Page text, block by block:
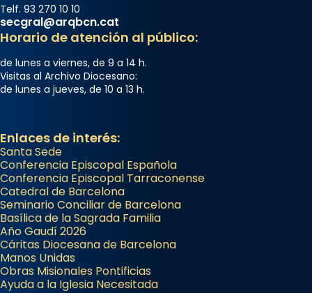
Telf. 93 270 10 10
secgral@arqbcn.cat
Horario de atención al público:
de lunes a viernes, de 9 a 14 h.
Visitas al Archivo Diocesano:
de lunes a jueves, de 10 a 13 h.
Enlaces de interés:
Santa Sede
Conferencia Episcopal Española
Conferencia Episcopal Tarraconense
Catedral de Barcelona
Seminario Conciliar de Barcelona
Basílica de la Sagrada Familia
Año Gaudí 2026
Cáritas Diocesana de Barcelona
Manos Unidas
Obras Misionales Pontificias
Ayuda a la Iglesia Necesitada